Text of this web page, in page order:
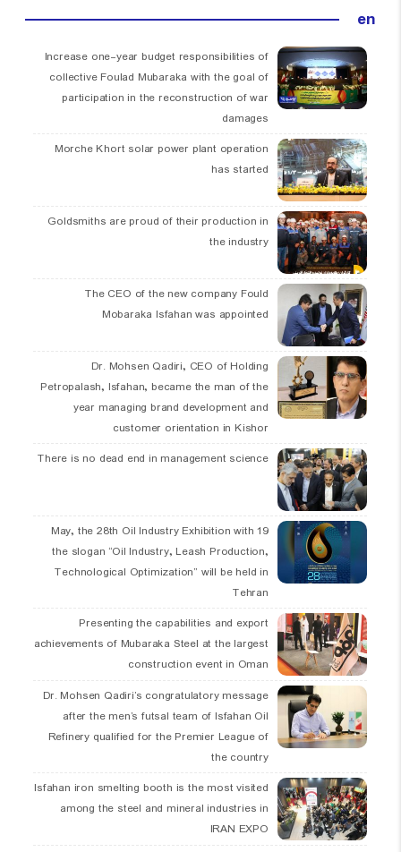
en
Increase one-year budget responsibilities of
collective Foulad Mubaraka with the goal of
participation in the reconstruction of war
damages
Morche Khort solar power plant operation
has started
Goldsmiths are proud of their production in
the industry
The CEO of the new company Fould
Mobaraka Isfahan was appointed
Dr. Mohsen Qadiri, CEO of Holding
Petropalash, Isfahan, became the man of the
year managing brand development and
customer orientation in Kishor
There is no dead end in management science
19 May, the 28th Oil Industry Exhibition with
the slogan “Oil Industry, Leash Production,
Technological Optimization” will be held in
Tehran
Presenting the capabilities and export
achievements of Mubaraka Steel at the largest
construction event in Oman
Dr. Mohsen Qadiri’s congratulatory message
after the men’s futsal team of Isfahan Oil
Refinery qualified for the Premier League of
the country
Isfahan iron smelting booth is the most visited
among the steel and mineral industries in
IRAN EXPO